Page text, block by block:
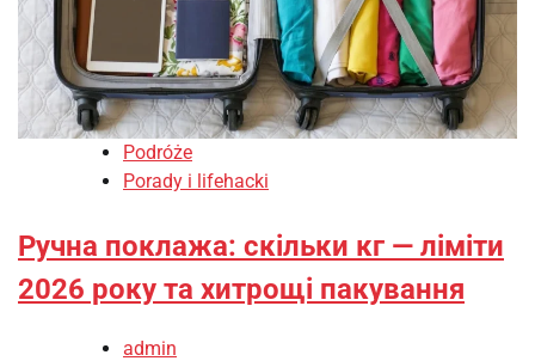
Podróże
Porady i lifehacki
Ручна поклажа: скільки кг — ліміти
2026 року та хитрощі пакування
admin